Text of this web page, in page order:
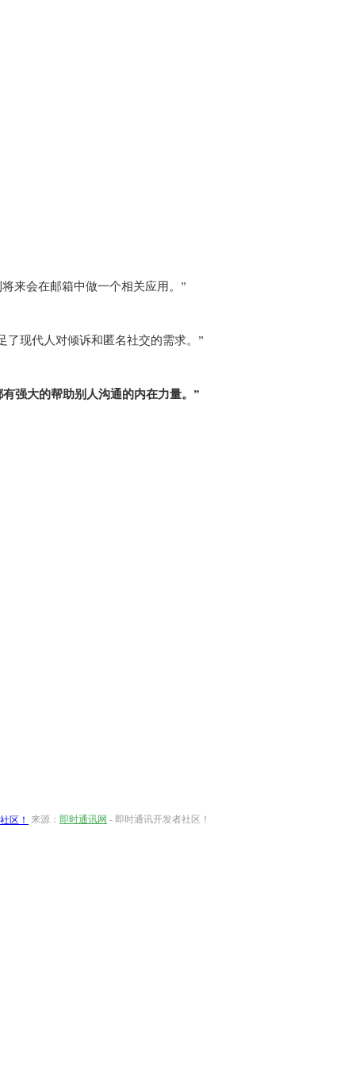
来会在邮箱中做一个相关应用。”
了现代人对倾诉和匿名社交的需求。”
强大的帮助别人沟通的内在力量。”
来源： 即时通讯网 - 即时通讯开发者社区！